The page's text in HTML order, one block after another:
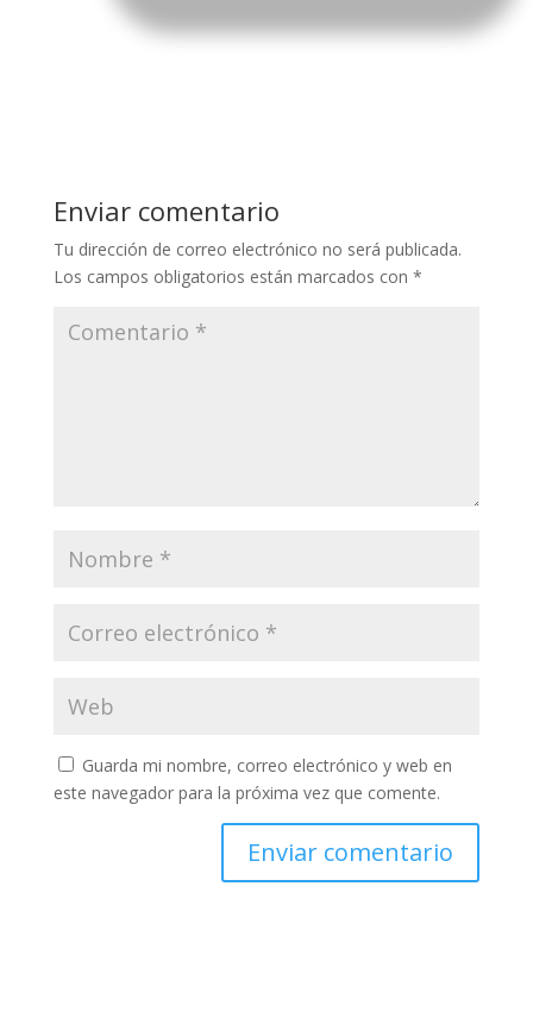
Enviar comentario
Tu dirección de correo electrónico no será publicada.
Los campos obligatorios están marcados con *
Guarda mi nombre, correo electrónico y web en
este navegador para la próxima vez que comente.